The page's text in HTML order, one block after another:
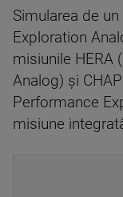
Simularea de
Exploration
misiunile HERA
Analog) și
Performance
misiune